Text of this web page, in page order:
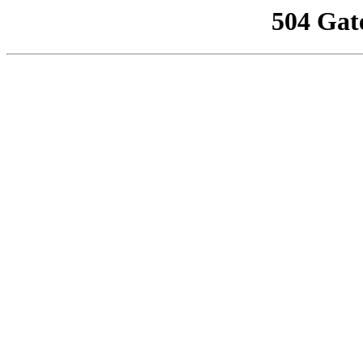
504